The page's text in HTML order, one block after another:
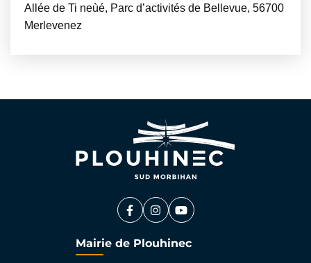
Allée de Ti neùé, Parc d’activités de Bellevue, 56700
Merlevenez
Facebook
(ouverture dans un nouvel onglet)
Instagram
(ouverture dans un nouvel
YouTube
(ouverture dans un
Mairie de Plouhinec